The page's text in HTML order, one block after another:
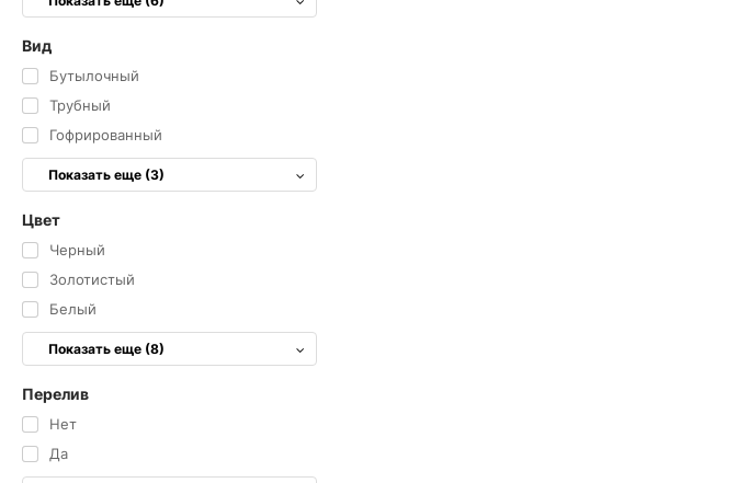
Вид
Бутылочный
Трубный
Гофрированный
Показать еще (3)
Цвет
Черный
Золотистый
Белый
Показать еще (8)
Перелив
Нет
Да